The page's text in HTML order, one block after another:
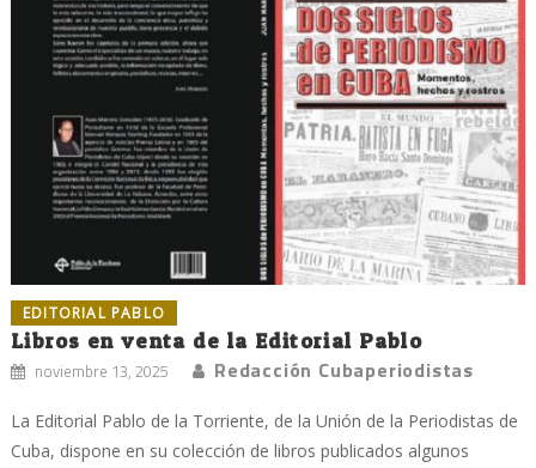
EDITORIAL PABLO
Libros en venta de la Editorial Pablo
noviembre 13, 2025 Redacción Cubaperiodistas
La Editorial Pablo de la Torriente, de la Unión de la Periodistas de
Cuba, dispone en su colección de libros publicados algunos